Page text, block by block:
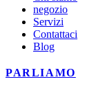
negozio
Servizi
Contattaci
Blog
PARLIAMO